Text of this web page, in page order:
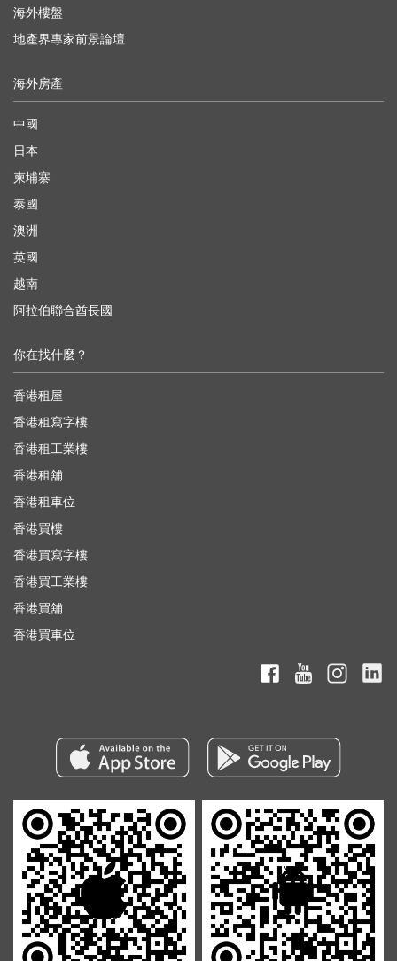
海外樓盤
地產界專家前景論壇
海外房產
中國
日本
柬埔寨
泰國
澳洲
英國
越南
阿拉伯聯合酋長國
你在找什麼？
香港租屋
香港租寫字樓
香港租工業樓
香港租舖
香港租車位
香港買樓
香港買寫字樓
香港買工業樓
香港買舖
香港買車位